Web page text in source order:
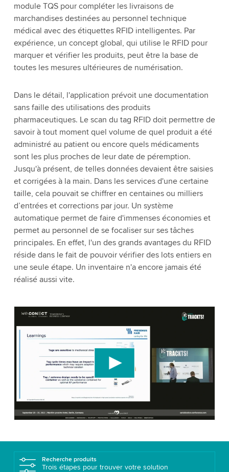
module TQS pour compléter les livraisons de
marchandises destinées au personnel technique
médical avec des étiquettes RFID intelligentes. Par
expérience, un concept global, qui utilise le RFID pour
marquer et vérifier les produits, peut être la base de
toutes les mesures ultérieures de numérisation.
Dans le détail, l'application prévoit une documentation
sans faille des utilisations des produits
pharmaceutiques. Le scan du tag RFID doit permettre de
savoir à tout moment quel volume de quel produit a été
administré au patient ou encore quels médicaments
sont les plus proches de leur date de péremption.
Jusqu'à présent, de telles données devaient être saisies
et corrigées à la main. Dans les services d'une certaine
taille, cela pouvait se chiffrer en centaines ou milliers
d’entrées et corrections par jour. Un système
automatique permet de faire d'immenses économies et
permet au personnel de se focaliser sur ses tâches
principales. En effet, l'un des grands avantages du RFID
réside dans le fait de pouvoir vérifier des lots entiers en
une seule étape. Un inventaire n'a encore jamais été
réalisé aussi vite.
We need your consent to load the YouTube
Video service!
We use a third party service to embed video
content that may collect data about your activity.
Please review the details and accept the service
to watch this video.
Accept More information
Recherche produits
Trois étapes pour trouver votre solution